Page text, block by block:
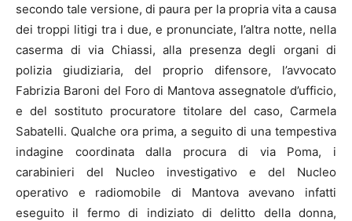
secondo tale versione, di paura per la propria vita a causa
dei troppi litigi tra i due, e pronunciate, l’altra notte, nella
caserma di via Chiassi, alla presenza degli organi di
polizia giudiziaria, del proprio difensore, l’avvocato
Fabrizia Baroni del Foro di Mantova assegnatole d’ufficio,
e del sostituto procuratore titolare del caso, Carmela
Sabatelli. Qualche ora prima, a seguito di una tempestiva
indagine coordinata dalla procura di via Poma, i
carabinieri del Nucleo investigativo e del Nucleo
operativo e radiomobile di Mantova avevano infatti
eseguito il fermo di indiziato di delitto della donna,